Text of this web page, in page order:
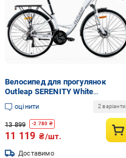
Велосипед для прогулянок
Outleap SERENITY White
(UEU8FDCCF63854.5)
оцінити 2 варіанти
13 899 -2 780 ₴
11 119 ₴/шт.
Доставимо